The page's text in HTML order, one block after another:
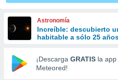
las
y
forma
digital
basada
Astronomía
Increíble: descubierto
habitable a sólo 25
¡Descarga GRATIS la
Meteored!